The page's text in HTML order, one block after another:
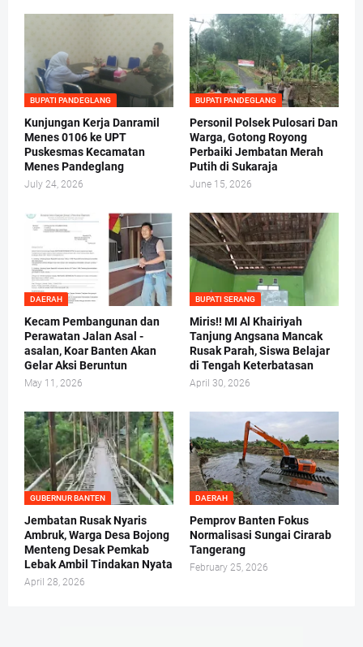
BUPATI PANDEGLANG
Kunjungan Kerja Danramil
Menes 0106 ke UPT
Puskesmas Kecamatan
Menes Pandeglang
July 24, 2026
BUPATI PANDEGLANG
Personil Polsek Pulosari Dan
Warga, Gotong Royong
Perbaiki Jembatan Merah
Putih di Sukaraja
June 15, 2026
DAERAH
Kecam Pembangunan dan
Perawatan Jalan Asal -
asalan, Koar Banten Akan
Gelar Aksi Beruntun
May 11, 2026
BUPATI SERANG
Miris!! MI Al Khairiyah
Tanjung Angsana Mancak
Rusak Parah, Siswa Belajar
di Tengah Keterbatasan
April 30, 2026
GUBERNUR BANTEN
Jembatan Rusak Nyaris
Ambruk, Warga Desa Bojong
Menteng Desak Pemkab
Lebak Ambil Tindakan Nyata
April 28, 2026
DAERAH
Pemprov Banten Fokus
Normalisasi Sungai Cirarab
Tangerang
February 25, 2026